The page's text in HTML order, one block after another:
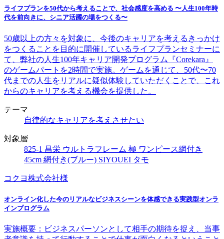
ライフプランを50代から考えることで、社会感度を高める 〜人生100年時
代を前向きに、シニア活躍の場をつくる〜
50歳以上の方々を対象に、今後のキャリアを考えるきっかけ
をつくることを目的に開催しているライフプランセミナーに
て、弊社の人生100年キャリア開発プログラム『Corekara』
のゲームパートを2時間で実施。ゲームを通じて、50代〜70
代までの人生をリアルに疑似体験していただくことで、これ
からのキャリアを考える機会を提供した。
テーマ
自律的なキャリアを考えさせたい
対象層
825-1 昌栄 ウルトラフレーム 極 ワンピース網付き
45cm 網付き(ブルー) SIYOUEI タモ
コクヨ株式会社様
オンライン化した今のリアルなビジネスシーンを体感できる実践型オンラ
インプログラム
実施概要：ビジネスパーソンとして相手の期待を捉え、当事